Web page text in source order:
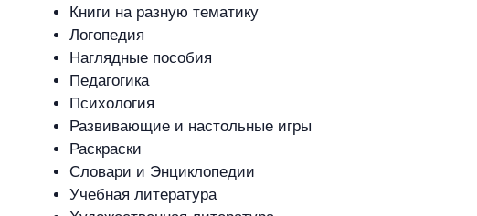
Книги на разную тематику
Логопедия
Наглядные пособия
Педагогика
Психология
Развивающие и настольные игры
Раскраски
Словари и Энциклопедии
Учебная литература